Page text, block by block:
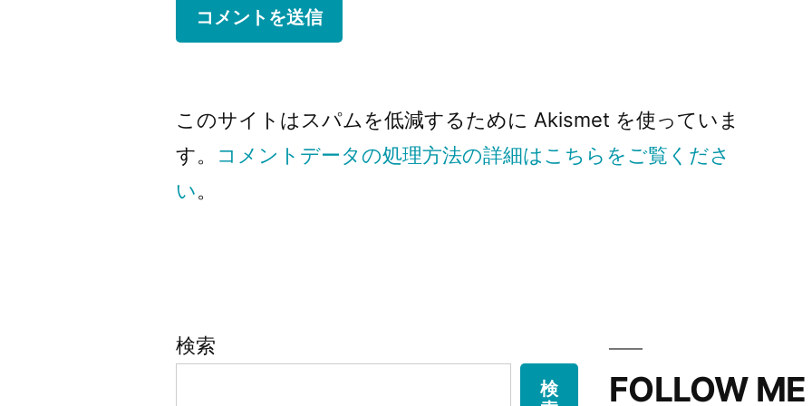
このサイトはスパムを低減するために Akismet を使っていま
す。
コメントデータの処理方法の詳細はこちらをご覧くださ
い。
検索
検
FOLLOW